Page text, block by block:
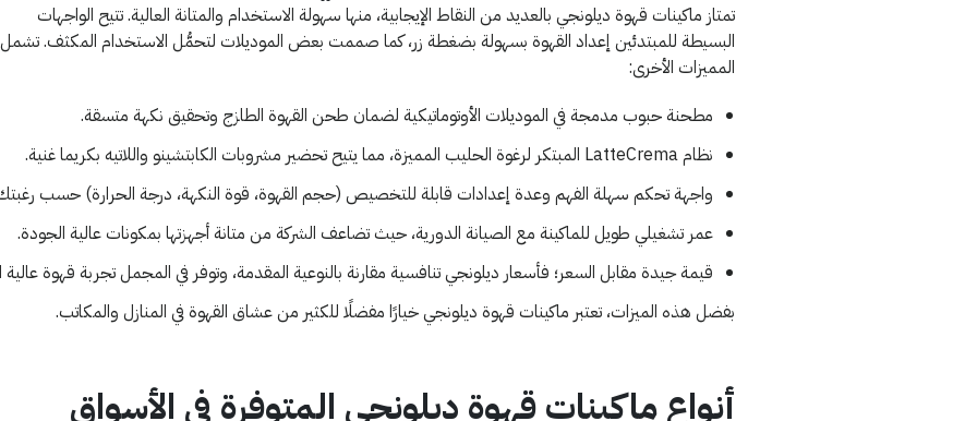
تمتاز ماكينات قهوة ديلونجي بالعديد من النقاط الإيجابية، منها سهولة الاستخدام والمتانة العالية. تتيح الواجهات
البسيطة للمبتدئين إعداد القهوة بسهولة بضغطة زر، كما صممت بعض الموديلات لتحمُّل الاستخدام المكثف. تشمل
المميزات الأخرى:
مطحنة حبوب مدمجة في الموديلات الأوتوماتيكية لضمان طحن القهوة الطازج وتحقيق نكهة متسقة.
نظام LatteCrema المبتكر لرغوة الحليب المميزة، مما يتيح تحضير مشروبات الكابتشينو واللاتيه بكريما غنية.
واجهة تحكم سهلة الفهم وعدة إعدادات قابلة للتخصيص (حجم القهوة، قوة النكهة، درجة الحرارة) حسب
عمر تشغيلي طويل للماكينة مع الصيانة الدورية، حيث تضاعف الشركة من متانة أجهزتها بمكونات عالية الجودة.
قيمة جيدة مقابل السعر؛ فأسعار ديلونجي تنافسية مقارنة بالنوعية المقدمة، وتوفر في المجمل تجربة قهوة عالية
بفضل هذه الميزات، تعتبر ماكينات قهوة ديلونجي خيارًا مفضلًا للكثير من عشاق القهوة في المنازل والمكاتب.
أنواع ماكينات قهوة ديلونجي المتوفرة في الأسواق